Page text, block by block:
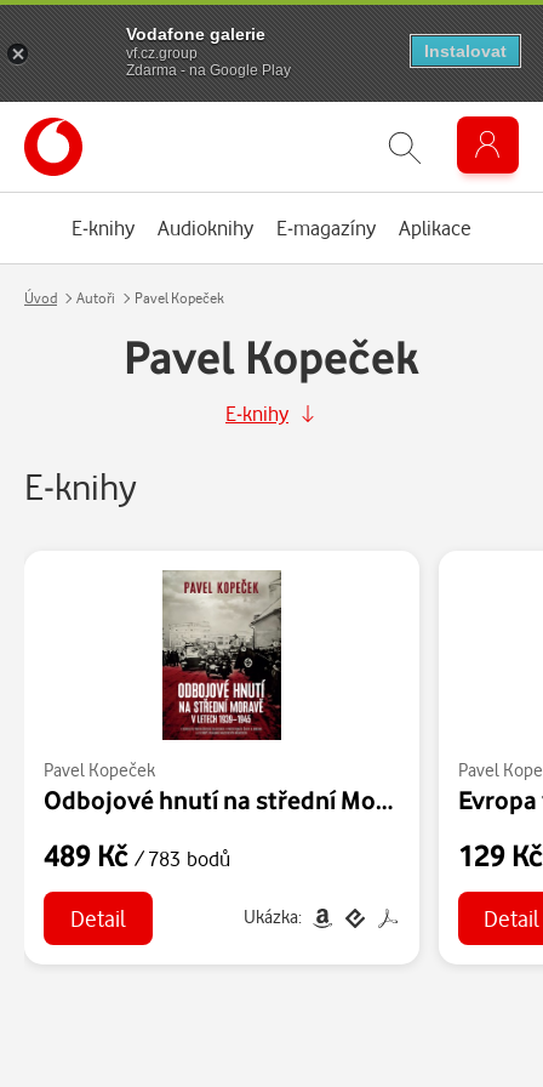
E-knihy Audioknihy E-magazíny Aplikace
Úvod Autoři Pavel Kopeček
Pavel Kopeček
E-knihy
E-knihy
Pavel Kopeček
Odbojové hnutí na střední Moravě
489 Kč / 783 bodů
Detail Ukázka:
Pavel
129
Detail
Vodafone galerie
vf.cz.group
Zdarma - na Google Play
Instalovat